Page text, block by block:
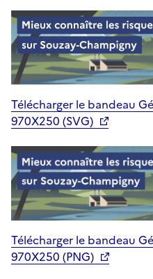
Télécharger le bandeau
970X250 (SVG)
Télécharger le bandeau
970X250 (PNG)